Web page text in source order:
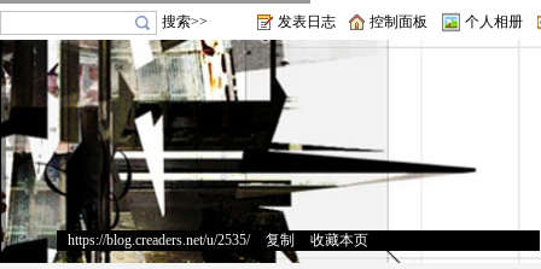
搜索>> 发表日志 控制面板 个人相册
https://blog.creaders.net/u/2535/> 复制 收藏本页